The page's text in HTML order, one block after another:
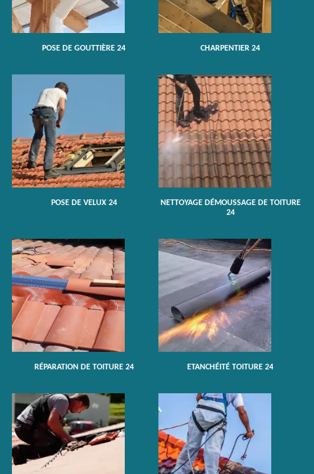
POSE DE GOUTTIÈRE 24 CHARPENTIER 24
POSE DE VELUX 24
NETTOYAGE DÉMOUSSAGE DE TOITURE
24
RÉPARATION DE TOITURE 24 ETANCHÉITÉ TOITURE 24